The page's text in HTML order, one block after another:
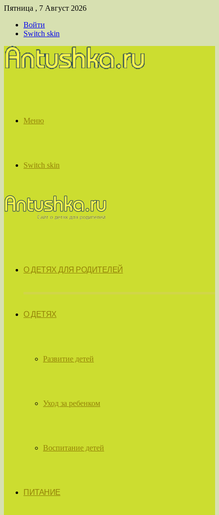
Пятница , 7 Август 2026
Войти
Switch skin
Меню
Switch skin
О ДЕТЯХ ДЛЯ РОДИТЕЛЕЙ
О ДЕТЯХ
Развитие детей
Уход за ребенком
Воспитание детей
ПИТАНИЕ